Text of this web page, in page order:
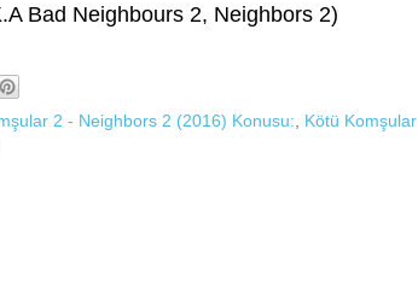
Bad Neighbours 2, Neighbors 2)
2 - Neighbors 2 (2016) Konusu:
Kötü Komşular